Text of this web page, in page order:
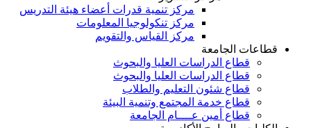
مركز تنمية قدرات أعضاء هيئة التدريس
مركز تنكولوجيا المعلومات
مركز القياس والتقويم
قطاعات الجامعة
قطاع الدراسات العليا والبحوث
قطاع الدراسات العليا والبحوث
قطاع شئون التعليم والطلاب
قطاع خدمة المجتمع وتنمية البيئة
قطاع أمين عــــام الجامعة